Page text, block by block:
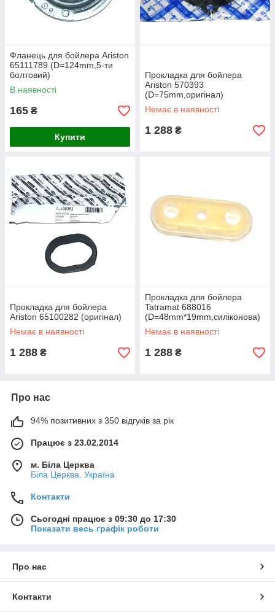
Фланець для бойлера Ariston
65111789 (D=124mm,5-ти
болтовий)
В наявності
165 ₴
Купити
Прокладка для бойлера
Ariston 570393
(D=75mm,оригінал)
Немає в наявності
1 288 ₴
Прокладка для бойлера
Ariston 65100282 (оригінал)
Немає в наявності
1 288 ₴
Прокладка для бойлера
Tatramat 688016
(D=48mm*19mm,силіконова)
Немає в наявності
1 288 ₴
Про нас
94% позитивних з 350 відгуків за рік
Працює з 23.02.2014
м. Біла Церква
Біла Церква, Україна
Контакти
Сьогодні працює з 09:30 до 17:30
Показати весь графік роботи
Про нас
Контакти